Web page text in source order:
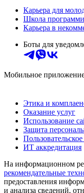
Карьера для
Школа
Карьера в
Боты для
Мобильное
Этика и
Оказание услуг
Использование
Защита
ИТ аккредитация
На информационном
рекомендательные
предоставления
и анализа сведений,